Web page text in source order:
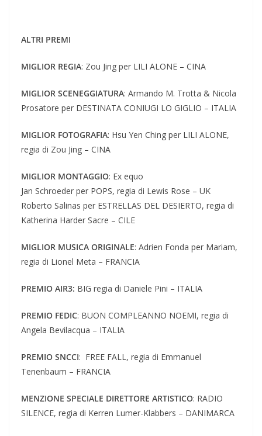
ALTRI PREMI
MIGLIOR REGIA: Zou Jing per LILI ALONE – CINA
MIGLIOR SCENEGGIATURA: Armando M. Trotta & Nicola
Prosatore per DESTINATA CONIUGI LO GIGLIO – ITALIA
MIGLIOR FOTOGRAFIA: Hsu Yen Ching per LILI ALONE,
regia di Zou Jing – CINA
MIGLIOR MONTAGGIO: Ex equo
Jan Schroeder per POPS, regia di Lewis Rose – UK
Roberto Salinas per ESTRELLAS DEL DESIERTO, regia di
Katherina Harder Sacre – CILE
MIGLIOR MUSICA ORIGINALE: Adrien Fonda per Mariam,
regia di Lionel Meta – FRANCIA
PREMIO AIR3: BIG regia di Daniele Pini – ITALIA
PREMIO FEDIC: BUON COMPLEANNO NOEMI, regia di
Angela Bevilacqua – ITALIA
PREMIO SNCCI: FREE FALL, regia di Emmanuel
Tenenbaum – FRANCIA
MENZIONE SPECIALE DIRETTORE ARTISTICO: RADIO
SILENCE, regia di Kerren Lumer-Klabbers – DANIMARCA